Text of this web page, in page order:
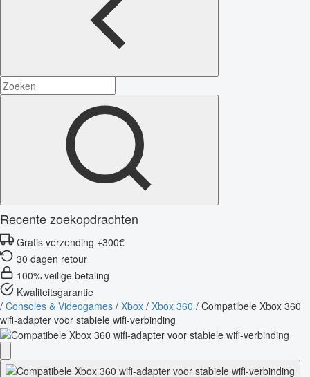
Recente zoekopdrachten
Gratis verzending +300€
30 dagen retour
100% veilige betaling
Kwaliteitsgarantie
/ Consoles & Videogames / Xbox / Xbox 360 / Compatibele Xbox 360
wifi-adapter voor stabiele wifi-verbinding